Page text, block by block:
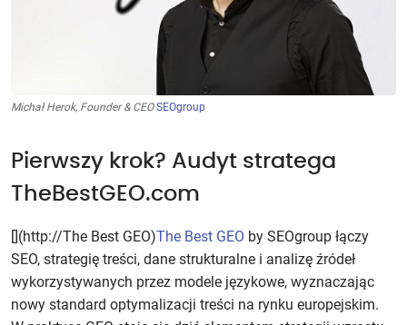
Michał Herok, Founder & CEOSEOgroup
Pierwszy krok? Audyt stratega
TheBestGEO.com
[](http://The Best GEO)The Best GEO by SEOgroup łączy
SEO, strategię treści, dane strukturalne i analizę źródeł
wykorzystywanych przez modele językowe, wyznaczając
nowy standard optymalizacji treści na rynku europejskim.